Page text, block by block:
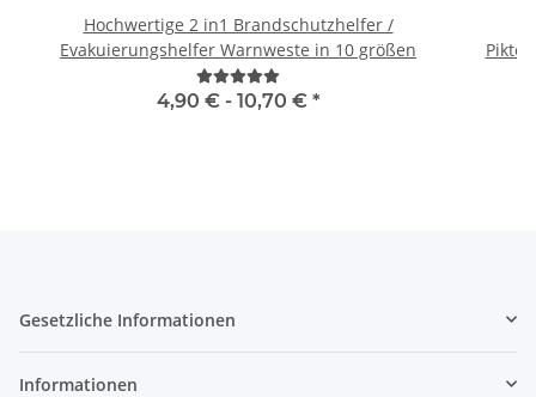
Hochwertige 2 in1 Brandschutzhelfer /
Evakuierungshelfer Warnweste in 10 größen
4,90 € - 10,70 € *
Gesetzliche Informationen
Informationen